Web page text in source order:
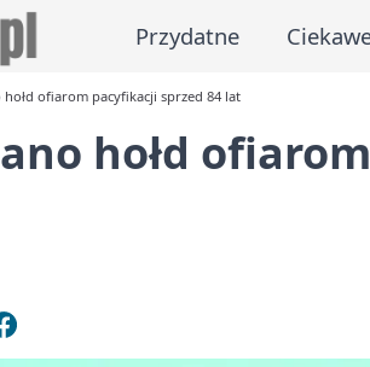
Przydatne
ofiarom pacyfikacji sprzed 84 lat
hołd